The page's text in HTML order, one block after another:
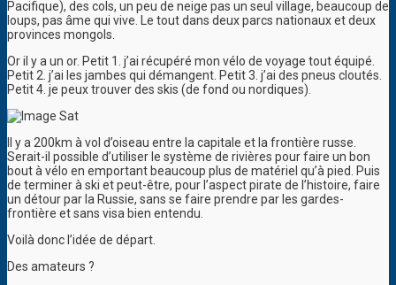
Pacifique), des cols, un peu de neige pas un seul village, beaucoup de
loups, pas âme qui vive. Le tout dans deux parcs nationaux et deux
provinces mongols.
Or il y a un or. Petit 1. j’ai récupéré mon vélo de voyage tout équipé.
Petit 2. j’ai les jambes qui démangent. Petit 3. j’ai des pneus cloutés.
Petit 4. je peux trouver des skis (de fond ou nordiques).
Il y a 200km à vol d’oiseau entre la capitale et la frontière russe.
Serait-il possible d’utiliser le système de rivières pour faire un bon
bout à vélo en emportant beaucoup plus de matériel qu’à pied. Puis
de terminer à ski et peut-être, pour l’aspect pirate de l’histoire, faire
un détour par la Russie, sans se faire prendre par les gardes-
frontière et sans visa bien entendu.
Voilà donc l’idée de départ.
Des amateurs ?